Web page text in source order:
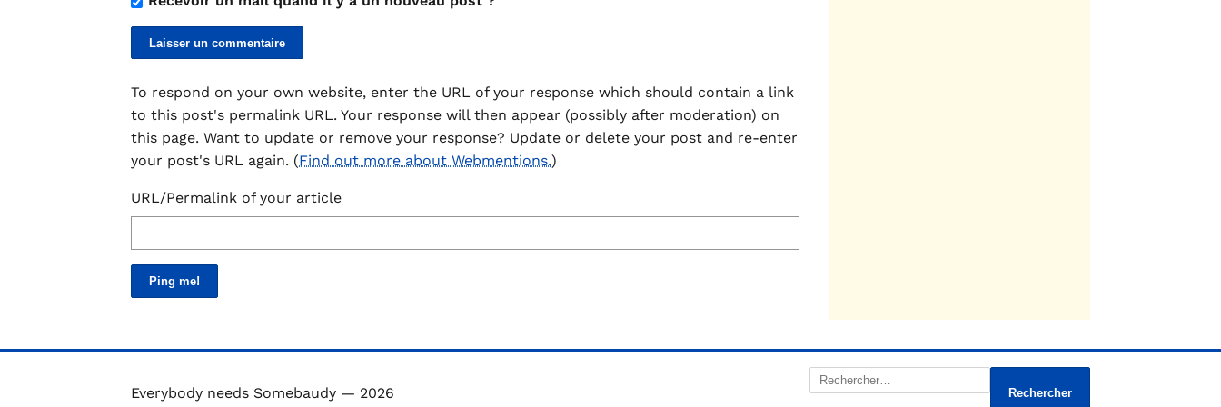
To respond on your own website, enter the URL of your response which should contain a link
to this post's permalink URL. Your response will then appear (possibly after moderation) on
this page. Want to update or remove your response? Update or delete your post and re-enter
your post's URL again. (Find out more about Webmentions.)
URL/Permalink of your article
Everybody needs Somebaudy — 2026
Rechercher :